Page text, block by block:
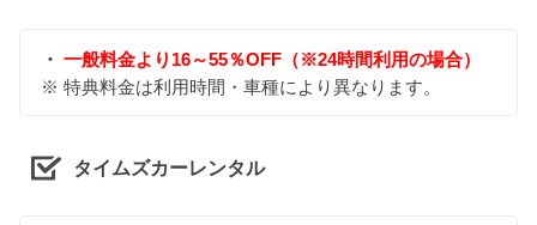
・一般料金より16～55％OFF（※24時間利用の場合）
※ 特典料金は利用時間・車種により異なります。
タイムズカーレンタル